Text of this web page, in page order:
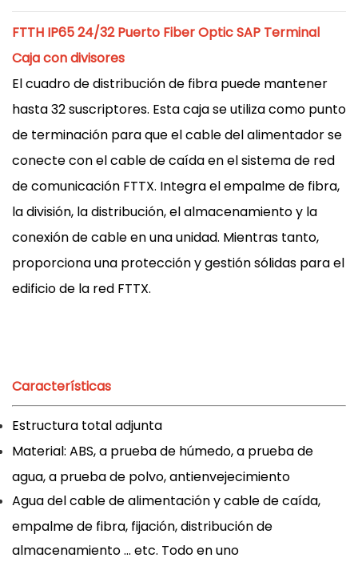
FTTH IP65 24/32 Puerto Fiber Optic SAP Terminal
Caja con divisores
El cuadro de distribución de fibra puede mantener
hasta 32 suscriptores. Esta caja se utiliza como punto
de terminación para que el cable del alimentador se
conecte con el cable de caída en el sistema de red
de comunicación FTTX. Integra el empalme de fibra,
la división, la distribución, el almacenamiento y la
conexión de cable en una unidad. Mientras tanto,
proporciona una protección y gestión sólidas para el
edificio de la red FTTX.
Características
Estructura total adjunta
Material: ABS, a prueba de húmedo, a prueba de
agua, a prueba de polvo, antienvejecimiento
Agua del cable de alimentación y cable de caída,
empalme de fibra, fijación, distribución de
almacenamiento ... etc. Todo en uno